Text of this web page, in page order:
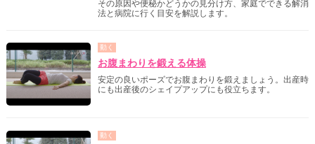
その原因や便秘かどうかの見分け方、家庭でできる解消
法と病院に行く目安を解説します。
動く
お腹まわりを鍛える体操
安定の良いポーズでお腹まわりを鍛えましょう。出産時
にも出産後のシェイプアップにも役立ちます。
動く